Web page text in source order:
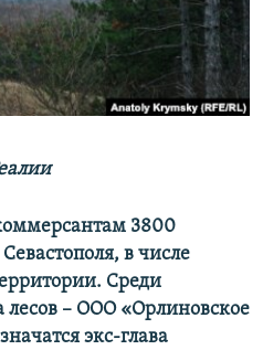
3800
в числе
Среди
лесов –​ ООО «Орлиновское
экс-глава